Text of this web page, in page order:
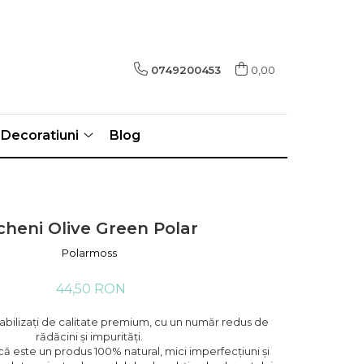
0749200453 0,00
Decoratiuni Blog
Olive Green Polar
Polarmoss
44,50 RON
de calitate premium, cu un număr redus de
rădăcini și impurități.
este un produs 100% natural, mici imperfecțiuni și